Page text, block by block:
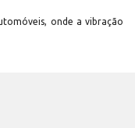
onde a vibração